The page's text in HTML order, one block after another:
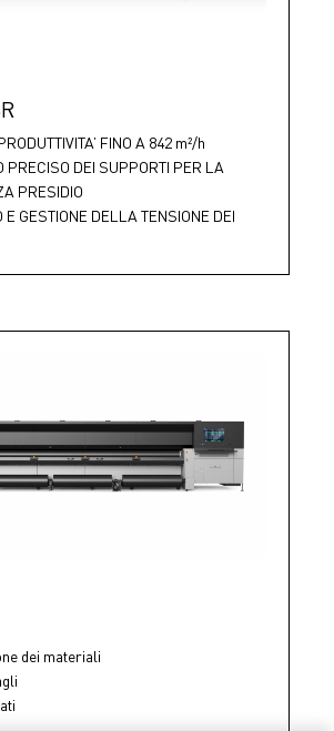
FINO A 842 m²/h
PRECISO DEI SUPPORTI PER LA
PRESIDIO
E GESTIONE DELLA TENSIONE DEI
dei materiali